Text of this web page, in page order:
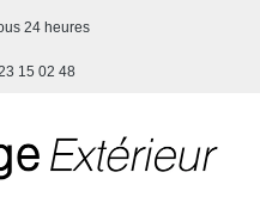
24 heures
15 02 48